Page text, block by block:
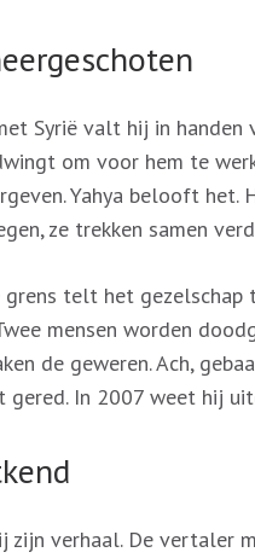
Syrië valt hij in handen
om voor hem te
Yahya belooft
ze trekken samen
grens telt het
mensen worden
de geweren. Ach,
gered. In 2007 weet hij
verhaal. De vertaler